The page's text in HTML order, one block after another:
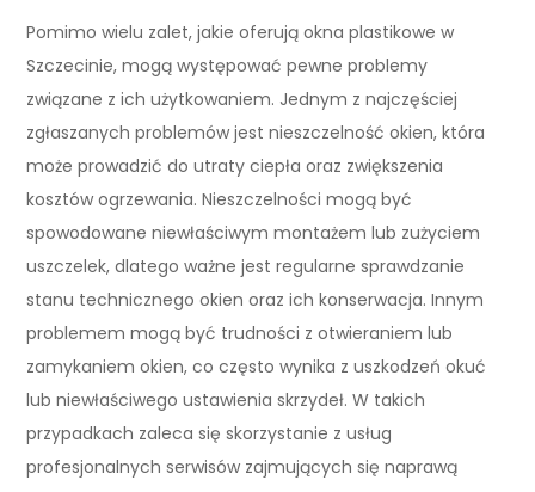
Pomimo wielu zalet, jakie oferują okna plastikowe w
Szczecinie, mogą występować pewne problemy
związane z ich użytkowaniem. Jednym z najczęściej
zgłaszanych problemów jest nieszczelność okien, która
może prowadzić do utraty ciepła oraz zwiększenia
kosztów ogrzewania. Nieszczelności mogą być
spowodowane niewłaściwym montażem lub zużyciem
uszczelek, dlatego ważne jest regularne sprawdzanie
stanu technicznego okien oraz ich konserwacja. Innym
problemem mogą być trudności z otwieraniem lub
zamykaniem okien, co często wynika z uszkodzeń okuć
lub niewłaściwego ustawienia skrzydeł. W takich
przypadkach zaleca się skorzystanie z usług
profesjonalnych serwisów zajmujących się naprawą